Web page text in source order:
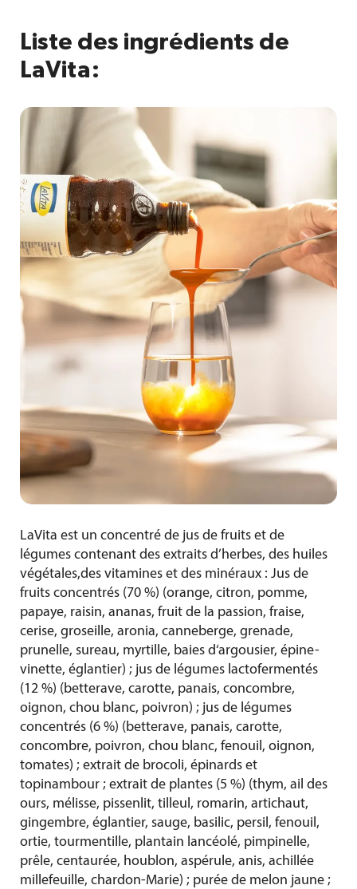
Liste des ingrédients de
LaVita:
LaVita est un concentré de jus de fruits et de
légumes contenant des extraits d’herbes, des huiles
végétales,des vitamines et des minéraux : Jus de
fruits concentrés (70 %) (orange, citron, pomme,
papaye, raisin, ananas, fruit de la passion, fraise,
cerise, groseille, aronia, canneberge, grenade,
prunelle, sureau, myrtille, baies d‘argousier, épine-
vinette, églantier) ; jus de légumes lactofermentés
(12 %) (betterave, carotte, panais, concombre,
oignon, chou blanc, poivron) ; jus de légumes
concentrés (6 %) (betterave, panais, carotte,
concombre, poivron, chou blanc, fenouil, oignon,
tomates) ; extrait de brocoli, épinards et
topinambour ; extrait de plantes (5 %) (thym, ail des
ours, mélisse, pissenlit, tilleul, romarin, artichaut,
gingembre, églantier, sauge, basilic, persil, fenouil,
ortie, tourmentille, plantain lancéolé, pimpinelle,
prêle, centaurée, houblon, aspérule, anis, achillée
millefeuille, chardon-Marie) ; purée de melon jaune ;